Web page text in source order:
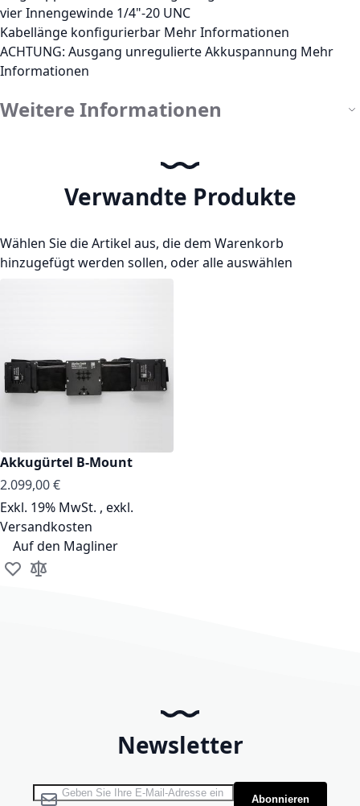
vier Innengewinde 1/4"-20 UNC
Kabellänge konfigurierbar Mehr Informationen
ACHTUNG: Ausgang unregulierte Akkuspannung Mehr
Informationen
Weitere Informationen
Verwandte Produkte
Wählen Sie die Artikel aus, die dem Warenkorb
hinzugefügt werden sollen, oderalle auswählen
Akkugürtel B-Mount
2.099,00 €
Exkl. 19% MwSt. , exkl.
Versandkosten
Auf den Magliner
Zur Wunschliste hinzufügen
Zur Vergleichsliste hinzufügen
Newsletter
Melden Sie sich für unseren Newsletter an:
Abonnieren